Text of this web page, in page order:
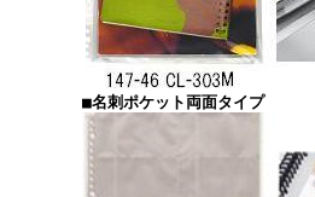
■名刺ポケット両面タイプ